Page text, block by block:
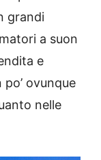
grandi
a suon
e
ovunque
nelle